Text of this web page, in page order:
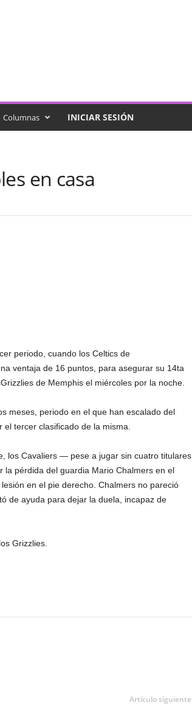
Columnas INICIAR SESIÓN
en casa
periodo, cuando los Celtics de
ventaja de 16 puntos, para asegurar su 14ta
de Memphis el miércoles por la noche.
meses, periodo en el que han escalado del
tercer clasificado de la misma.
los Cavaliers — pese a jugar sin cuatro titulares
pérdida del guardia Mario Chalmers en el
en el pie derecho. Chalmers no pareció
de ayuda para dejar la duela, incapaz de
Grizzlies.
Artículo siguiente